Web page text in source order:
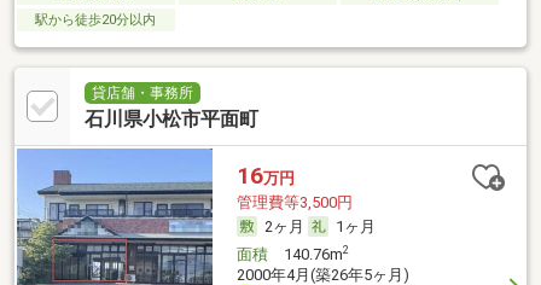
駅から徒歩20分以内
貸店舗・事務所
石川県小松市平面町
16万円
管理費等3,500円
2ヶ月
1ヶ月
面積140.76m2
2000年4月(築26年5ヶ月)